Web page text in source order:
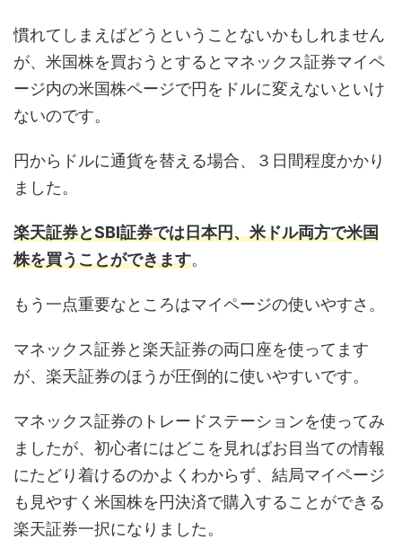
慣れてしまえばどうということないかもしれません
が、米国株を買おうとするとマネックス証券マイペ
ージ内の米国株ページで円をドルに変えないといけ
ないのです。
円からドルに通貨を替える場合、３日間程度かかり
ました。
楽天証券とSBI証券では日本円、米ドル両方で米国
株を買うことができます。
もう一点重要なところはマイページの使いやすさ。
マネックス証券と楽天証券の両口座を使ってます
が、楽天証券のほうが圧倒的に使いやすいです。
マネックス証券のトレードステーションを使ってみ
ましたが、初心者にはどこを見ればお目当ての情報
にたどり着けるのかよくわからず、結局マイページ
も見やすく米国株を円決済で購入することができる
楽天証券一択になりました。